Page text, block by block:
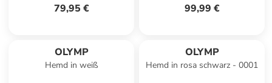
79,95 € 99,99 €
OLYMP
Hemd in weiß
OLYMP
Hemd in rosa schwarz - 0001